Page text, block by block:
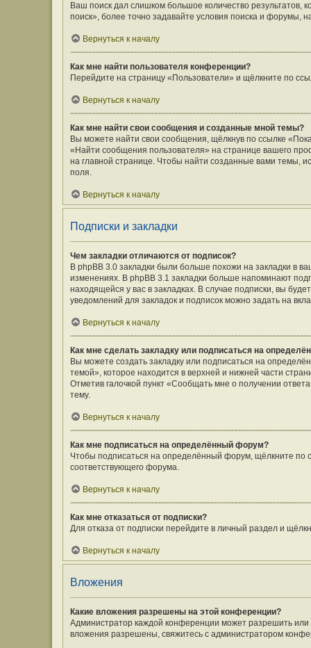
Ваш поиск дал слишком большое количество результатов,
поиск», более точно задавайте условия поиска и форумы,
Вернуться к началу
Как мне найти пользователя конференции?
Перейдите на страницу «Пользователи» и щёлкните по
Вернуться к началу
Как мне найти свои сообщения и созданные мной темы?
Вы можете найти свои сообщения, щёлкнув по ссылке
«Найти сообщения пользователя» на странице вашего
на главной странице. Чтобы найти созданные вами темы,
поля.
Вернуться к началу
Подписки и закладки
Чем закладки отличаются от подписок?
В phpBB 3.0 закладки были больше похожи на закладки в
изменениях. В phpBB 3.1 закладки больше напоминают
находящейся у вас в закладках. В случае подписки, вы
уведомлений для закладок и подписок можно задать на
Вернуться к началу
Как мне сделать закладку или подписаться на
Вы можете создать закладку или подписаться на
темой», которое находится в верхней и нижней части
Отметив галочкой пункт «Сообщать мне о получении
тему.
Вернуться к началу
Как мне подписаться на определённый форум?
Чтобы подписаться на определённый форум, щёлкните по
соответствующего форума.
Вернуться к началу
Как мне отказаться от подписки?
Для отказа от подписки перейдите в личный раздел и
Вернуться к началу
Вложения
Какие вложения разрешены на этой конференции?
Администратор каждой конференции может разрешить
вложения разрешены, свяжитесь с администратором